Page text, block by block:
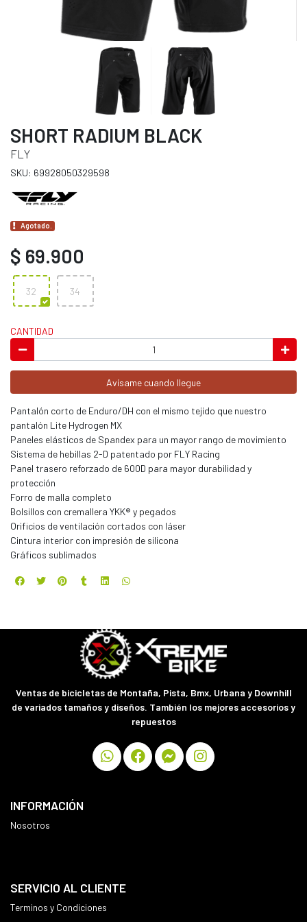
SHORT RADIUM BLACK
FLY
SKU: 69928050329598
Agotado.
$ 69.900
32 34
CANTIDAD
Avísame cuando llegue
Pantalón corto de Enduro/DH con el mismo tejido que nuestro
pantalón Lite Hydrogen MX
Paneles elásticos de Spandex para un mayor rango de movimiento
Sistema de hebillas 2-D patentado por FLY Racing
Panel trasero reforzado de 600D para mayor durabilidad y
protección
Forro de malla completo
Bolsillos con cremallera YKK® y pegados
Orificios de ventilación cortados con láser
Cintura interior con impresión de silicona
Gráficos sublimados
Ventas de bicicletas de Montaña, Pista, Bmx, Urbana y Downhill
de variados tamaños y diseños. También los mejores accesorios y
repuestos
INFORMACIÓN
Nosotros
SERVICIO AL CLIENTE
Terminos y Condiciones